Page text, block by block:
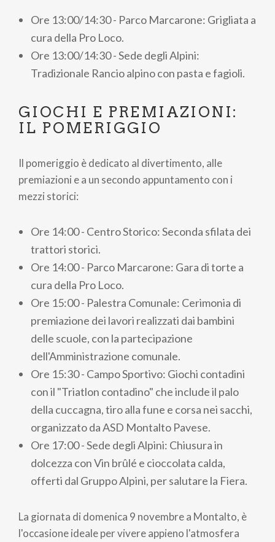
Ore 13:00/14:30 - Parco Marcarone: Grigliata a
cura della Pro Loco.
Ore 13:00/14:30 - Sede degli Alpini:
Tradizionale Rancio alpino con pasta e fagioli.
GIOCHI E PREMIAZIONI:
IL POMERIGGIO
Il pomeriggio è dedicato al divertimento, alle
premiazioni e a un secondo appuntamento con i
mezzi storici:
Ore 14:00 - Centro Storico: Seconda sfilata dei
trattori storici.
Ore 14:00 - Parco Marcarone: Gara di torte a
cura della Pro Loco.
Ore 15:00 - Palestra Comunale: Cerimonia di
premiazione dei lavori realizzati dai bambini
delle scuole, con la partecipazione
dell'Amministrazione comunale.
Ore 15:30 - Campo Sportivo: Giochi contadini
con il "Triatlon contadino" che include il palo
della cuccagna, tiro alla fune e corsa nei sacchi,
organizzato da ASD Montalto Pavese.
Ore 17:00 - Sede degli Alpini: Chiusura in
dolcezza con Vin brûlé e cioccolata calda,
offerti dal Gruppo Alpini, per salutare la Fiera.
La giornata di domenica 9 novembre a Montalto, è
l'occasione ideale per vivere appieno l'atmosfera